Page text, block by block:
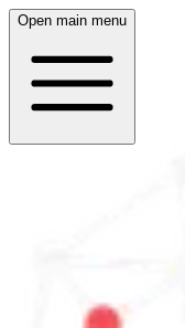
Open main menu